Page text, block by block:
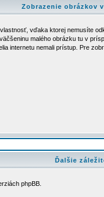
Zobrazenie obrázkov
vďaka ktorej nemusíte
malého obrázku tu v
internetu nemali prístup. Pre
Ďalšie
phpBB.